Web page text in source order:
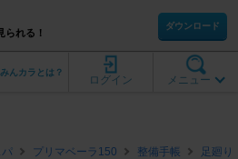
られる！
ダウンロード
メニュー
ログイン
みんカラとは？
プリマベーラ150 整備手帳 足廻り